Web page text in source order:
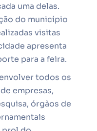
uma delas.
do município
visitas
apresenta
para a feira.
todos os
empresas,
órgãos de